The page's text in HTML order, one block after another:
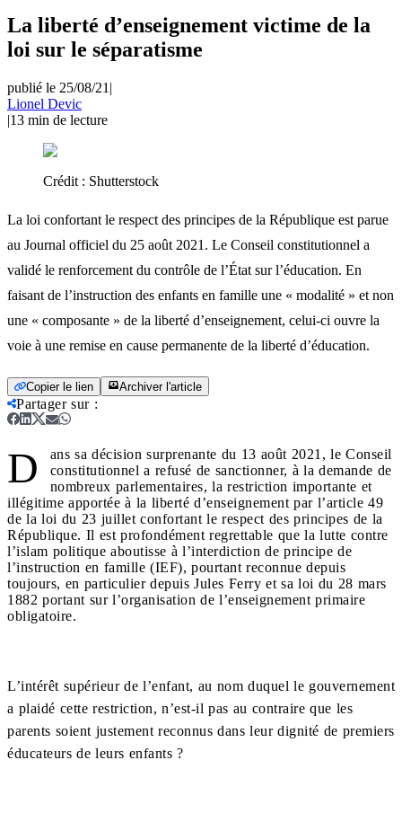
La liberté d’enseignement victime de la
loi sur le séparatisme
publié le 25/08/21 |
Lionel Devic
|13 min de lecture
Crédit : Shutterstock
La loi confortant le respect des principes de la République est parue
au Journal officiel du 25 août 2021. Le Conseil constitutionnel a
validé le renforcement du contrôle de l’État sur l’éducation. En
faisant de l’instruction des enfants en famille une « modalité » et non
une « composante » de la liberté d’enseignement, celui-ci ouvre la
voie à une remise en cause permanente de la liberté d’éducation.
Copier le lien Archiver l'article
Partager sur:
D
ans sa décision surprenante du 13 août 2021, le Conseil
constitutionnel a refusé de sanctionner, à la demande de
nombreux parlementaires, la restriction importante et
illégitime apportée à la liberté d’enseignement par l’article 49
de la loi du 23 juillet confortant le respect des principes de la
République. Il est profondément regrettable que la lutte contre
l’islam politique aboutisse à l’interdiction de principe de
l’instruction en famille (IEF), pourtant reconnue depuis
toujours, en particulier depuis Jules Ferry et sa loi du 28 mars
1882 portant sur l’organisation de l’enseignement primaire
obligatoire.
L’intérêt supérieur de l’enfant, au nom duquel le gouvernement
a plaidé cette restriction, n’est-il pas au contraire que les
parents soient justement reconnus dans leur dignité de premiers
éducateurs de leurs enfants ?